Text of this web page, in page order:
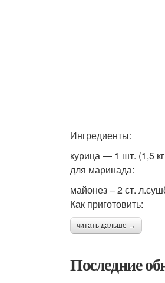
Ингредиенты:
курица — 1 шт. (1,5
для маринада:
майонез – 2 ст.
Как приготовить:
читать дальше →
Последние